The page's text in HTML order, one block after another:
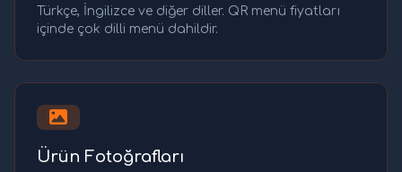
Türkçe, İngilizce ve diğer diller. QR menü fiyatları
içinde çok dilli menü dahildir.
Ürün Fotoğrafları